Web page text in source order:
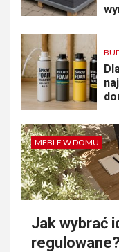
MEBLE W DOMU
Jak wybrać